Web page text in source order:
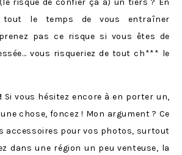
risque de confier ça à) un tiers ? En
tout le temps de vous entraîner
pas ce risque si vous êtes de
vous risqueriez de tout ch*** le
Si vous hésitez encore à en porter un,
chose, foncez ! Mon argument ? Ce
accessoires pour vos photos, surtout
dans une région un peu venteuse, la